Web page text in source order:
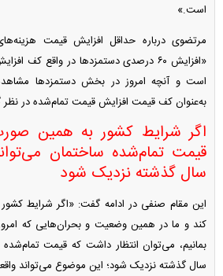
است.»
مرتضوی درباره حداقل افزایش قیمت
«افزایش ۶۰ درصدی دستمزد‌ها در واقع کف
است و آنچه امروز در بخش دستمزد‌ها
به‌عنوان کف قیمت افزایش قیمت تمام‌شده در
اگر شرایط کشور به همین
سال گذشته نزدیک شود
این مقام صنفی در ادامه گفت: «اگر شرایط
کند و ما در همین وضعیت و بحران‌هایی که
بمانیم، می‌توان انتظار داشت که قیمت
سال گذشته نزدیک شود؛ این موضوع می‌تواند